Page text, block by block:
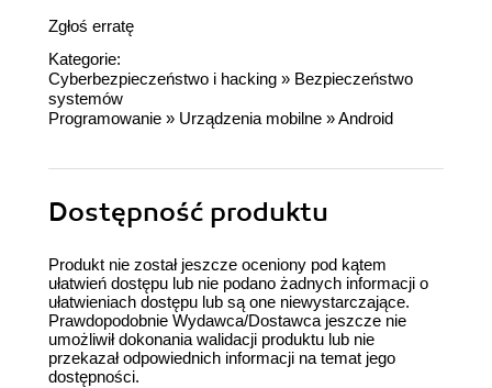
Zgłoś erratę
Kategorie:
Cyberbezpieczeństwo i hacking » Bezpieczeństwo
systemów
Programowanie » Urządzenia mobilne »Android
Dostępność produktu
Produkt nie został jeszcze oceniony pod kątem
ułatwień dostępu lub nie podano żadnych informacji o
ułatwieniach dostępu lub są one niewystarczające.
Prawdopodobnie Wydawca/Dostawca jeszcze nie
umożliwił dokonania walidacji produktu lub nie
przekazał odpowiednich informacji na temat jego
dostępności.